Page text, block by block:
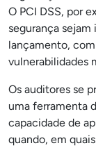
O PCI DSS, por
segurança sejam
lançamento,
vulnerabilidades
Os auditores se
uma ferramenta
capacidade de
quando, em